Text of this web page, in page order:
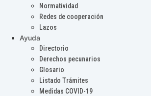
Normatividad
Redes de cooperación
Lazos
Ayuda
Directorio
Derechos pecunarios
Glosario
Listado Trámites
Medidas COVID-19